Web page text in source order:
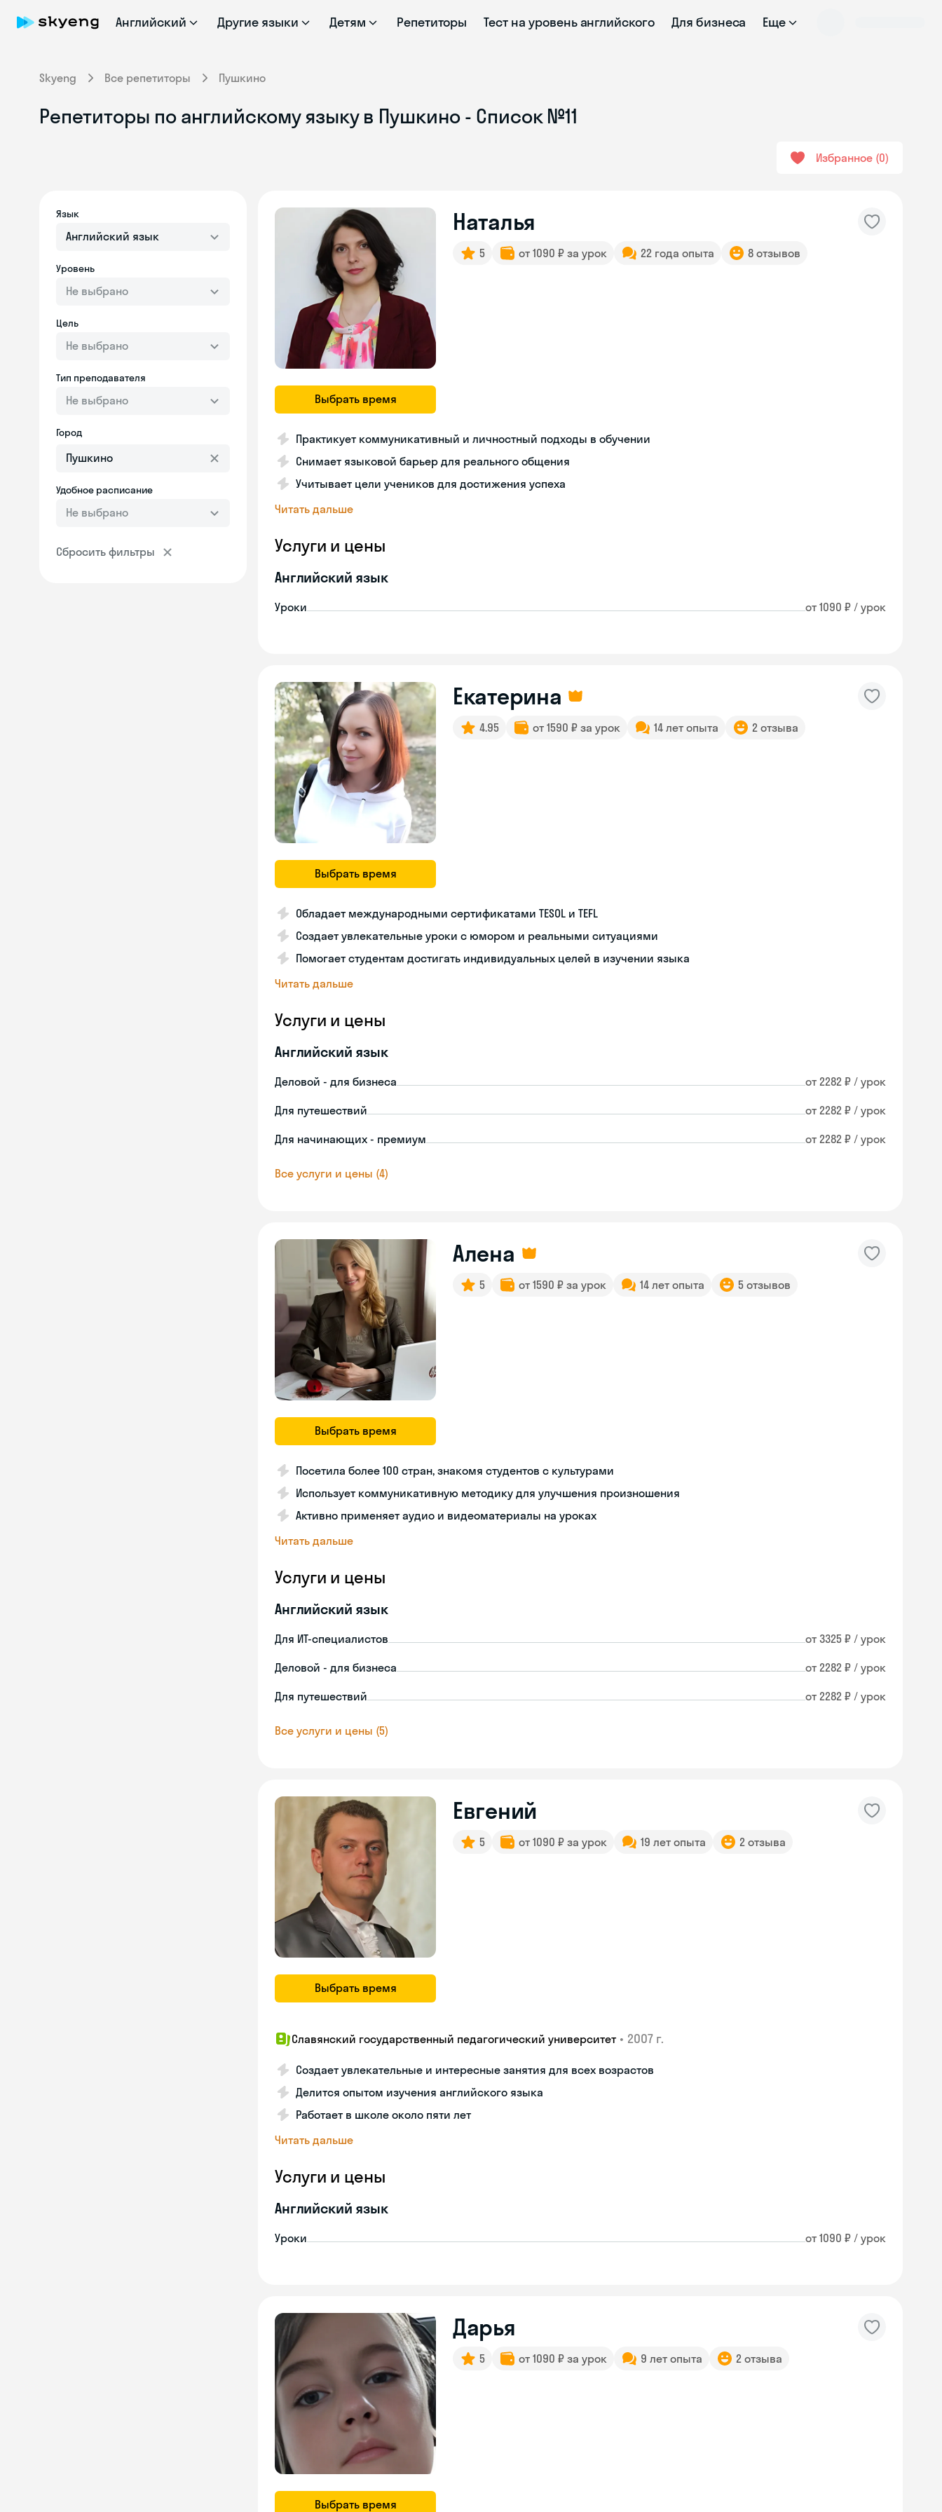
Английский Другие языки Детям Репетиторы Тест на уровень английского Для бизнеса Еще
Skyeng Все репетиторы Пушкино
Репетиторы по английскому языку в Пушкино - Список №11
Избранное 0
Язык
Английский язык
Уровень
Не выбрано
Цель
Не выбрано
Тип преподавателя
Не выбрано
Город
Удобное расписание
Не выбрано
Сбросить фильтры
Выбрать время
Наталья
5 от 1090 ₽ за урок 22 года опыта 8 отзывов
Практикует коммуникативный и личностный подходы в обучении
Снимает языковой барьер для реального общения
Учитывает цели учеников для достижения успеха
Читать дальше
Услуги и цены
Английский язык
Уроки от 1090 ₽ / урок
Выбрать время
Екатерина
4.95 от 1590 ₽ за урок 14 лет опыта 2 отзыва
Обладает международными сертификатами TESOL и TEFL
Создает увлекательные уроки с юмором и реальными ситуациями
Помогает студентам достигать индивидуальных целей в изучении языка
Читать дальше
Услуги и цены
Английский язык
Деловой - для бизнеса от 2282 ₽ / урок
Для путешествий от 2282 ₽ / урок
Для начинающих - премиум от 2282 ₽ / урок
Все услуги и цены (4)
Выбрать время
Алена
5 от 1590 ₽ за урок 14 лет опыта 5 отзывов
Посетила более 100 стран, знакомя студентов с культурами
Использует коммуникативную методику для улучшения произношения
Активно применяет аудио и видеоматериалы на уроках
Читать дальше
Услуги и цены
Английский язык
Для ИТ-специалистов от 3325 ₽ / урок
Деловой - для бизнеса от 2282 ₽ / урок
Для путешествий от 2282 ₽ / урок
Все услуги и цены (5)
Выбрать время
Евгений
5 от 1090 ₽ за урок 19 лет опыта 2 отзыва
Славянский государственный педагогический университет • 2007 г.
Создает увлекательные и интересные занятия для всех возрастов
Делится опытом изучения английского языка
Работает в школе около пяти лет
Читать дальше
Услуги и цены
Английский язык
Уроки от 1090 ₽ / урок
Выбрать время
Дарья
5 от 1090 ₽ за урок 9 лет опыта 2 отзыва